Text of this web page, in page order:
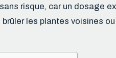
risque, car un dosage
brûler les plantes voisines